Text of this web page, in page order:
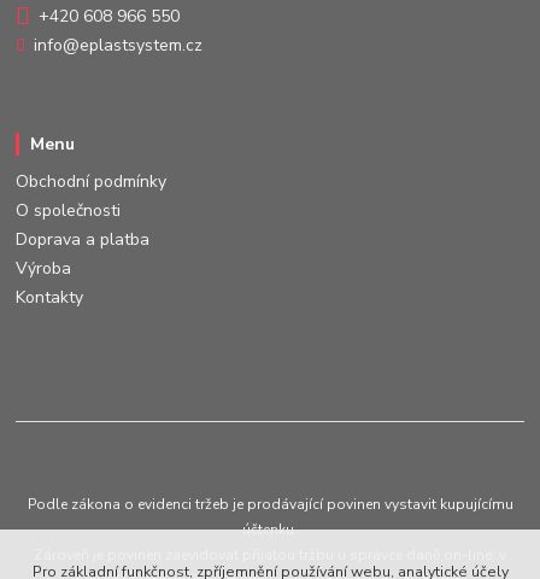
+420 608 966 550
info@eplastsystem.cz
Menu
Obchodní podmínky
O společnosti
Doprava a platba
Výroba
Kontakty
Podle zákona o evidenci tržeb je prodávající povinen vystavit kupujícímu
účtenku.
Pro základní funkčnost, zpříjemnění používání webu, analytické účely